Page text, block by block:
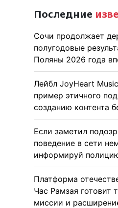
Последние
Сочи продолжает
полугодовые
Поляны 2026 года
Лейбл JoyHeart
пример этичного
созданию контента
Если заметил
поведение в сети
информируй
Платформа
Час Рамзая готовит
миссии и